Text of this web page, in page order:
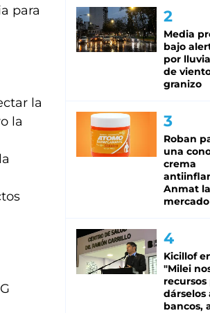
para
la
la
Media
bajo
por
de
granizo
Roban
una
crema
Anmat
mercado
Kicillof
"Milei
recursos
dárselos
bancos,